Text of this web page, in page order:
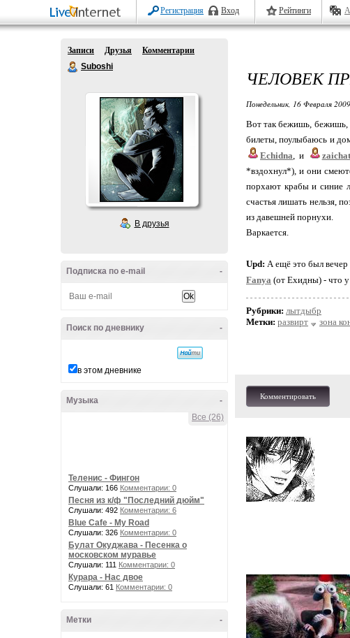
Регистрация Вход Рейтинги
Записи Друзья
Комментарии
Suboshi
В друзья
-
Подписка по e-mail
-
Поиск по дневнику
в этом дневнике
-
Музыка
Все (26)
Теленис - Фингон
Слушали: 166 Комментарии: 0
Песня из к/ф "Последний дюйм"
Слушали: 492 Комментарии: 6
Blue Cafe - My Road
Слушали: 326 Комментарии: 0
Булат Окуджава - Песенка о
московском муравье
Слушали: 111 Комментарии: 0
Курара - Нас двое
Слушали: 61 Комментарии: 0
-
Метки
ЧЕЛОВЕК
Понедельник, 16 Февраля
Вот так бежишь, бежишь,
билеты, поулыбаюсь и
Echidna, и
*вздохнул*), и они
порхают крабы и синие
счастья лишать нельзя,
из давешней порнухи.
Варкается.
Upd: А ещё это был
Fanya (от Ехидны) - что у
Рубрики: лытдыбр
Метки: развирт зона
Комментировать